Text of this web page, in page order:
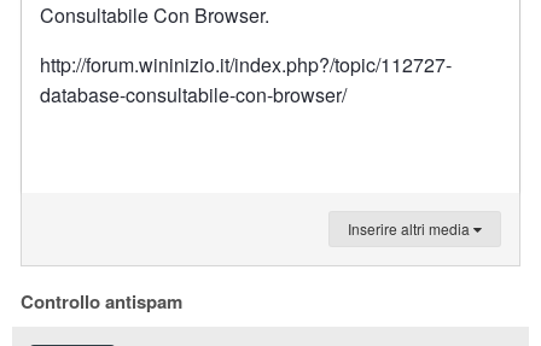
Consultabile Con Browser.
http://forum.wininizio.it/index.php?/topic/112727-
database-consultabile-con-browser/
Inserire altri media
Controllo antispam